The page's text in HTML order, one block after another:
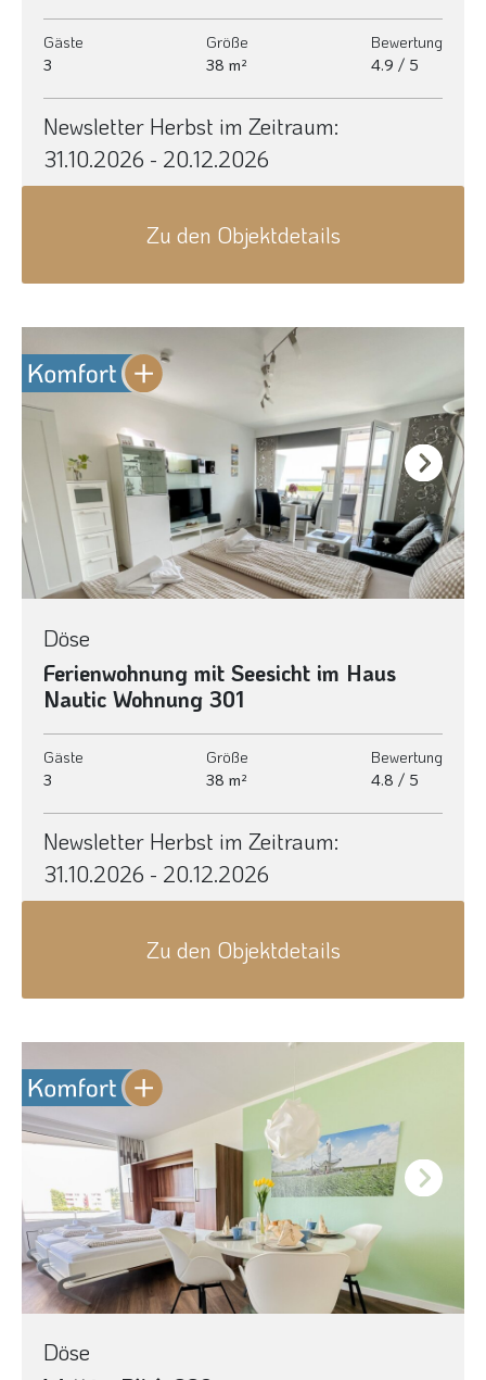
Gäste
3
Größe
38 m²
Bewertung
4.9 / 5
Newsletter Herbst im Zeitraum:
31.10.2026 - 20.12.2026
Zu den Objektdetails
Next
Döse
Ferienwohnung mit Seesicht im Haus
Nautic Wohnung 301
Gäste
3
Größe
38 m²
Bewertung
4.8 / 5
Newsletter Herbst im Zeitraum:
31.10.2026 - 20.12.2026
Zu den Objektdetails
Döse